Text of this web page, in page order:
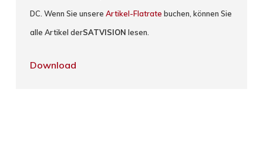
DC. Wenn Sie unsereArtikel-Flatrate buchen, können Sie
alle Artikel derSATVISION lesen.
Download